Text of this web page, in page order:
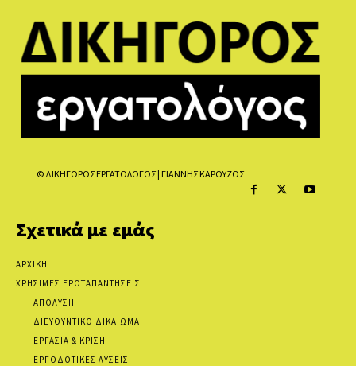
© ΔΙΚΗΓΟΡΟΣ ΕΡΓΑΤΟΛΟΓΟΣ | ΓΙΑΝΝΗΣ ΚΑΡΟΥΖΟΣ
Σχετικά με εμάς
ΑΡΧΙΚΗ
ΧΡΗΣΙΜΕΣ ΕΡΩΤΑΠΑΝΤΗΣΕΙΣ
ΑΠΟΛΥΣΗ
ΔΙΕΥΘΥΝΤΙΚΟ ΔΙΚΑΙΩΜΑ
ΕΡΓΑΣΙΑ & ΚΡΙΣΗ
ΕΡΓΟΔΟΤΙΚΕΣ ΛΥΣΕΙΣ